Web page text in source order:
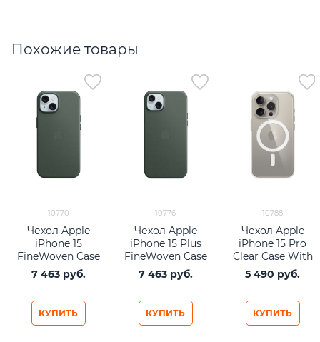
Похожие товары
10770
Чехол Apple
iPhone 15
FineWoven Case
with MagSafe -
Evergreen
7 463 руб.
КУПИТЬ
10776
Чехол Apple
iPhone 15 Plus
FineWoven Case
with MagSafe -
Evergreen
7 463 руб.
КУПИТЬ
10788
Чехол Apple
iPhone 15 Pro
Clear Case With
MagSafe
прозрачный
5 490 руб.
КУПИТЬ